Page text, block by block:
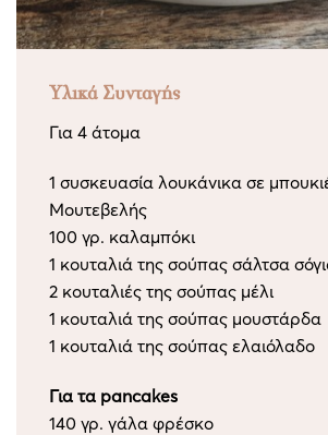
Υλικά Συνταγής
Για 4 άτομα
1 συσκευασία λουκάνικα σε
Μουτεβελής
100 γρ. καλαμπόκι
1 κουταλιά της σούπας σάλτσα
2 κουταλιές της σούπας μέλι
1 κουταλιά της σούπας μουστάρδα
1 κουταλιά της σούπας ελαιόλαδο
Για τα pancakes
140 γρ. γάλα φρέσκο